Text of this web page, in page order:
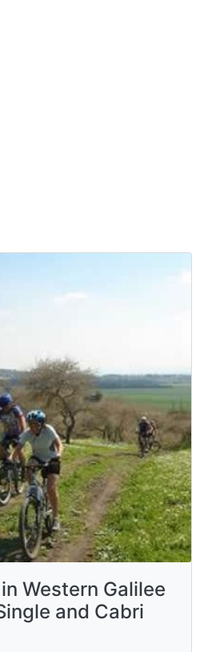
Western Galilee
and Cabri